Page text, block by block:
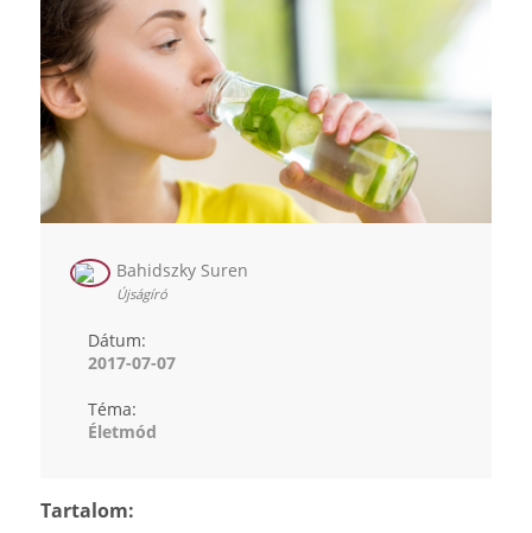
Bahidszky Suren
Újságíró
Dátum:
2017-07-07
Téma:
Életmód
Tartalom: